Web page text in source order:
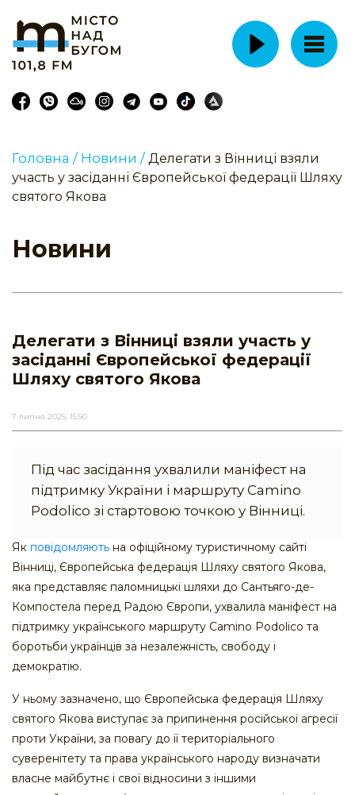
Головна / Новини / Делегати з Вінниці взяли
участь у засіданні Європейської федерації Шляху
святого Якова
Новини
Делегати з Вінниці взяли участь у
засіданні Європейської федерації
Шляху святого Якова
7 липня 2025, 15:50
Під час засідання ухвалили маніфест на
підтримку України і маршруту Camino
Podolico зі стартовою точкою у Вінниці.
Як повідомляють на офіційному туристичному сайті
Вінниці, Європейська федерація Шляху святого Якова,
яка представляє паломницькі шляхи до Сантьяго-де-
Компостела перед Радою Європи, ухвалила маніфест на
підтримку українського маршруту Camino Podolico та
боротьби українців за незалежність, свободу і
демократію.
У ньому зазначено, що Європейська федерація Шляху
святого Якова виступає за припинення російської агресії
проти України, за повагу до її територіального
суверенітету та права українського народу визначати
власне майбутнє і свої відносини з іншими